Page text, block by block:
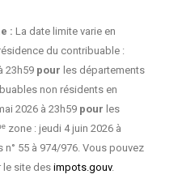
: La date limite varie en
du contribuable :
23h59 pour les départements
non résidents en
2026 à 23h59 pour les
zone : jeudi 4 juin 2026 à
n° 55 à 974/976. Vous pouvez
le site desimpots.gouv.